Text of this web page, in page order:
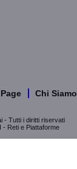
Chi Siamo
- Tutti i diritti riservati
- Reti e Piattaforme